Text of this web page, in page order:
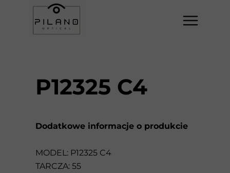
Dodatkowe informacje o produkcie
MODEL: P12325 C4
TARCZA: 55
P12325 C4